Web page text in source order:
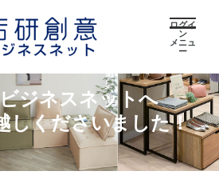
ログイ
ン
メニュ
ー
ジネスネットへ
しくださいました！